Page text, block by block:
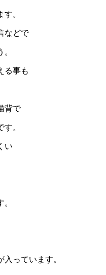
。
などで
る事も
背で
。
い
っています。